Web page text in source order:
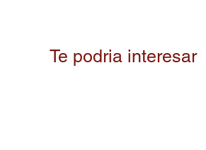
Te podria interesar